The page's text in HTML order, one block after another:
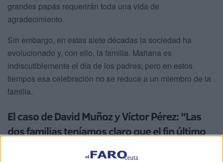
grandes papás requerirán toda una vida de
agradecimiento.
Sin embargo, en estas siete décadas la sociedad ha
evolucionado y, con ello, la familia. Mañana es
indiscutiblemente el día de los padres, pero en estos
tiempos esa celebración no se reduce a un miembro de la
familia.
El caso de David Muñoz y Víctor Pérez: "Las
dos familias teníamos claro que el fin último